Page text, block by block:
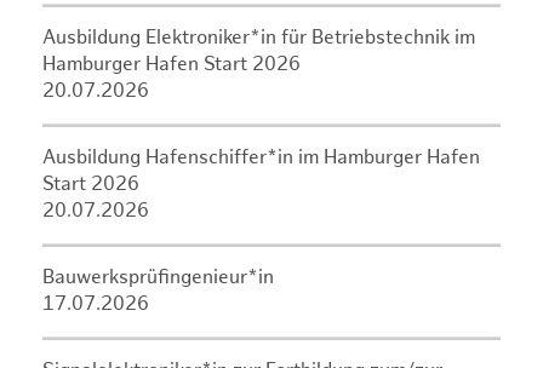
Ausbildung Elektroniker*in für Betriebstechnik im
Hamburger Hafen Start 2026
20.07.2026
Ausbildung Hafenschiffer*in im Hamburger Hafen
Start 2026
20.07.2026
Bauwerksprüfingenieur*in
17.07.2026